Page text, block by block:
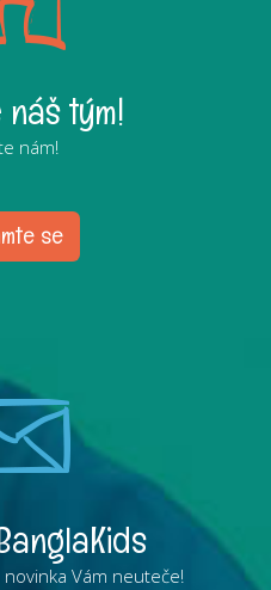
tým!
nám!
se
Vám neuteče!